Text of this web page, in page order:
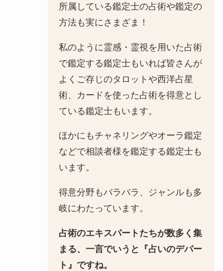
所属している鑑定士の占術や鑑定の
方法も実にさまざま！
私のように霊感・霊視を用いた占術
で鑑定する鑑定士もいれば皆さんが
よくご存じのタロットや西洋占星
術、カードを使った占術を得意とし
ている鑑定士もいます。
ほかにもチャネリングやオーラ鑑定
などで相談者様を鑑定する鑑定士も
います。
得意分野もバラバラ、ジャンルも多
岐にわたっています。
占術のエキスパートたちが数多く集
まる、一言でいうと『占いのデパー
ト』ですね。